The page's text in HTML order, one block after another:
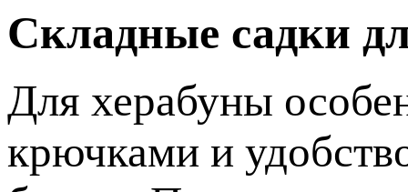
Складные садки
Для херабуны
крючками и